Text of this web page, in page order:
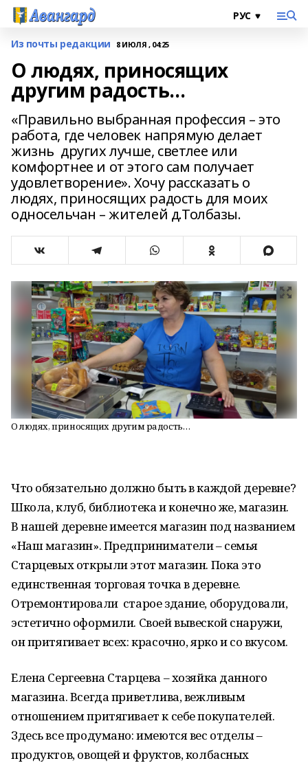
Из почты редакции 8 ИЮЛЯ , 04:25
О людях, приносящих
другим радость…
«Правильно выбранная профессия – это
работа, где человек напрямую делает
жизнь других лучше, светлее или
комфортнее и от этого сам получает
удовлетворение». Хочу рассказать о
людях, приносящих радость для моих
односельчан – жителей д.Толбазы.
О людях, приносящих другим радость…
Что обязательно должно быть в каждой деревне?
Школа, клуб, библиотека и конечно же, магазин.
В нашей деревне имеется магазин под названием
«Наш магазин». Предприниматели – семья
Старцевых открыли этот магазин. Пока это
единственная торговая точка в деревне.
Отремонтировали старое здание, оборудовали,
эстетично оформили. Своей вывеской снаружи,
он притягивает всех: красочно, ярко и со вкусом.
Елена Сергеевна Старцева – хозяйка данного
магазина. Всегда приветлива, вежливым
отношением притягивает к себе покупателей.
Здесь все продумано: имеются вес отделы –
продуктов, овощей и фруктов, колбасных